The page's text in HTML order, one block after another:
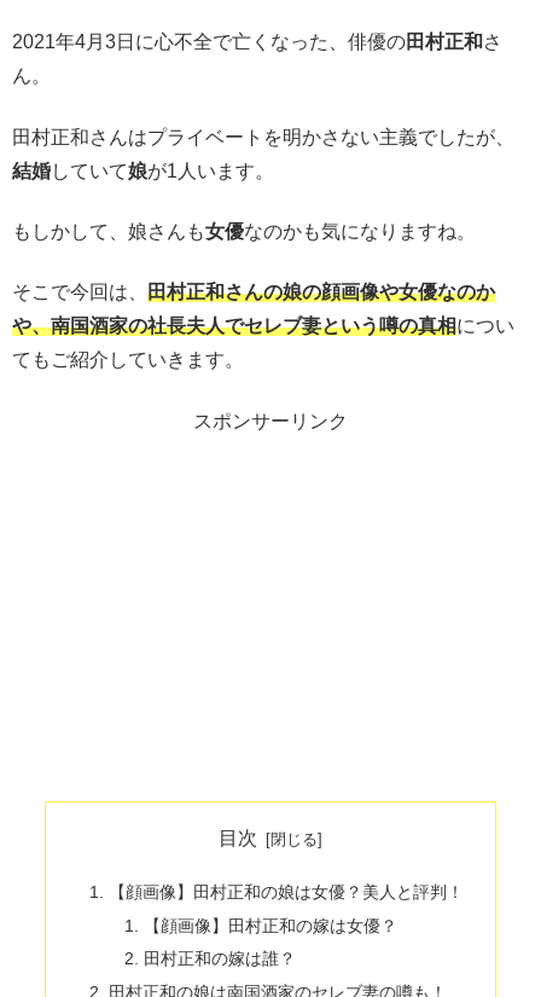
2021年4月3日に心不全で亡くなった、俳優の田村正和 さ
ん。
田村正和さんはプライベートを明かさない主義でしたが、
結婚していて娘が1人います。
もしかして、娘さんも女優なのかも気になりますね。
そこで今回は、 田村正和さんの娘の顔画像や女優なのか
や、南国酒家の社長夫人でセレブ妻という噂の真相につい
てもご紹介していきます。
スポンサーリンク
目次
【顔画像】田村正和の娘は女優？美人と評判！
【顔画像】田村正和の嫁は女優？
田村正和の嫁は誰？
田村正和の娘は南国酒家のセレブ妻の噂も！